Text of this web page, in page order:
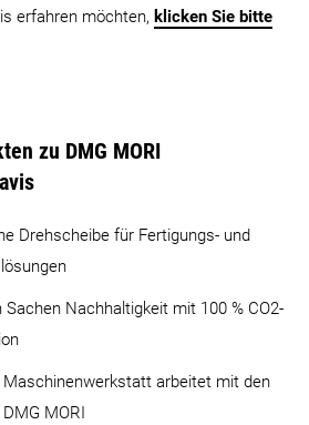
erfahren möchten, klicken Sie bitte
zu DMG MORI
Drehscheibe für Fertigungs- und
Sachen Nachhaltigkeit mit 100 % CO2-
arbeitet mit den
MORI